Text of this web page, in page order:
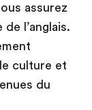
assurez
l’anglais.
culture et
du